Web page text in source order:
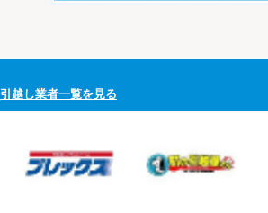
引越し業者一覧を見る